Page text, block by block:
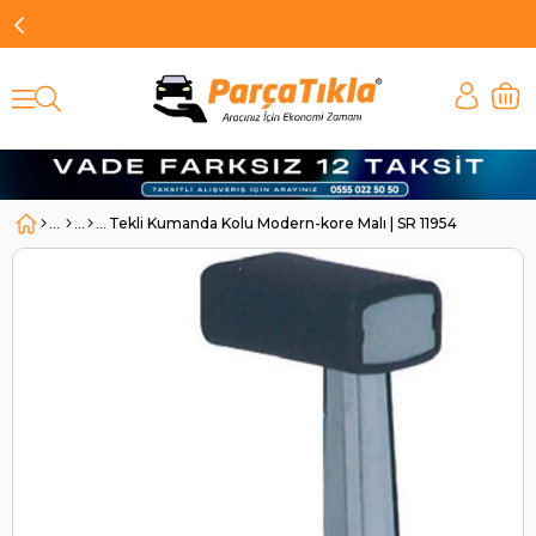
Tekli Kumanda Kolu Modern-kore Malı | SR 11954